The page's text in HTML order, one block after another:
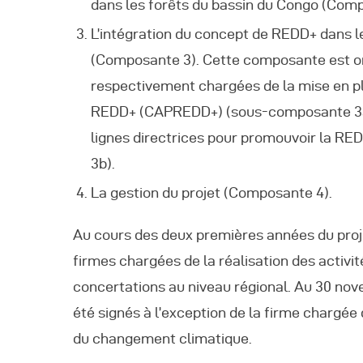
dans les forêts du bassin du Congo
L’intégration du concept de REDD+
(Composante 3). Cette composante est
respectivement chargées de la mise en
REDD+ (CAPREDD+) (sous-
lignes directrices pour promouvoir la
3b).
La gestion du projet (Composante 4).
Au cours des deux premières années du
firmes chargées de la réalisation des
concertations au niveau régional. Au 30
été signés à l’exception de la firme
du changement climatique.